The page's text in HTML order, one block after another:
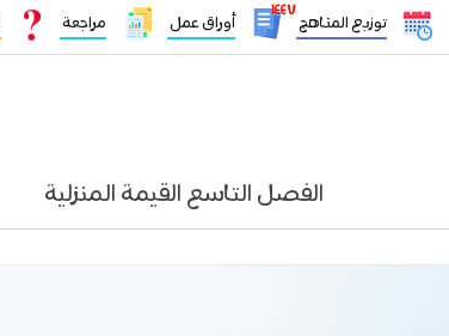
توزيع المناهج
١٤٤٧
أوراق عمل مراجعة
الفصل التاسع القيمة المنزلية